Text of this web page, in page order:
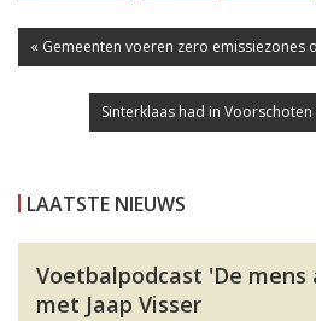
« Gemeenten voeren zero emissiezones
Sinterklaas had in
LAATSTE NIEUWS
Voetbalpodcast 'De
met Jaap Visser